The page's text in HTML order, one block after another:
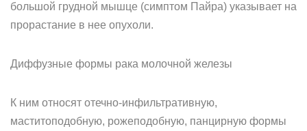
большой грудной мышце (симптом Пайра) указывает на
прорастание в нее опухоли.
Диффузные формы рака молочной железы
К ним относят отечно-инфильтративную,
маститоподобную, рожеподобную, панцирную формы